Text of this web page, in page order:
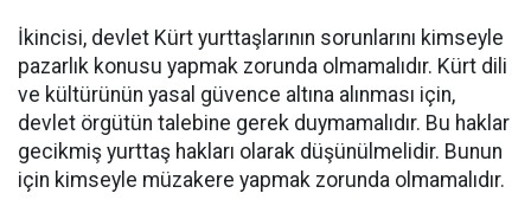
İkincisi, devlet Kürt yurttaşlarının sorunlarını kimseyle
pazarlık konusu yapmak zorunda olmamalıdır. Kürt dili
ve kültürünün yasal güvence altına alınması için,
devlet örgütün talebine gerek duymamalıdır. Bu haklar
gecikmiş yurttaş hakları olarak düşünülmelidir. Bunun
için kimseyle müzakere yapmak zorunda olmamalıdır.